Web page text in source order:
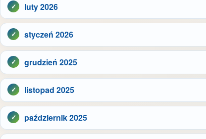
luty 2026
styczeń 2026
grudzień 2025
listopad 2025
październik 2025